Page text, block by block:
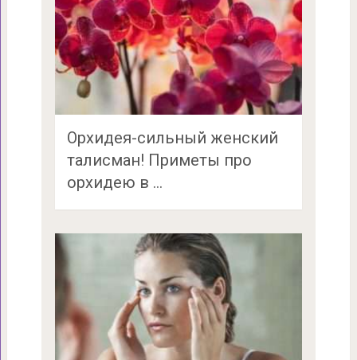
Орхидея-сильный женский
талисман! Приметы про
орхидею в …